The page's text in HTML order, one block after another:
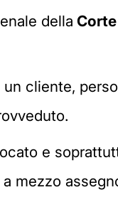
della
cliente,
e
a mezzo